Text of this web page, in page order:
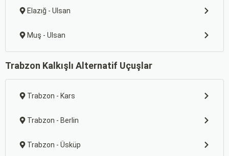
Elazığ - Ulsan
Muş - Ulsan
Trabzon Kalkışlı Alternatif Uçuşlar
Trabzon - Kars
Trabzon - Berlin
Trabzon - Üsküp